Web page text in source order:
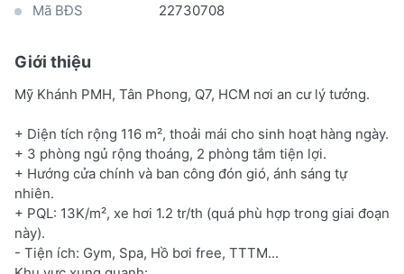
Mã BĐS
22730708
Giới thiệu
Mỹ Khánh PMH, Tân Phong, Q7, HCM nơi an cư lý tưởng.
+ Diện tích rộng 116 m², thoải mái cho sinh hoạt hàng ngày.
+ 3 phòng ngủ rộng thoáng, 2 phòng tắm tiện lợi.
+ Hướng cửa chính và ban công đón gió, ánh sáng tự
nhiên.
+ PQL: 13K/m², xe hơi 1.2 tr/th (quá phù hợp trong giai đoạn
này).
- Tiện ích: Gym, Spa, Hồ bơi free, TTTM...